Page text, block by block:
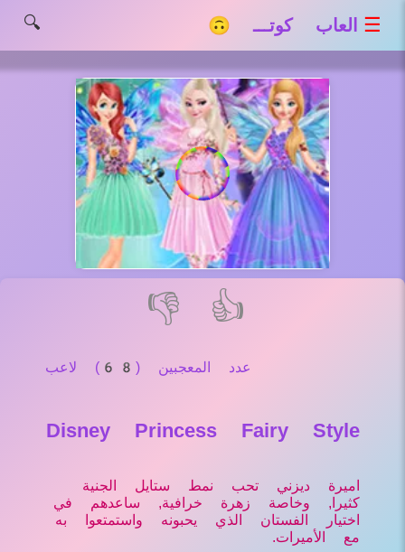
☰ العاب كوتـــ 🙃 🔍
👍
👎
عدد المعجبين (68) لاعب
Disney Princess Fairy Style
اميرة ديزني تحب نمط ستايل الجنية
كثيرا, وخاصة زهرة خرافية, ساعدهم في
اختيار الفستان الذي يحبونه واستمتعوا به
مع الأميرات.